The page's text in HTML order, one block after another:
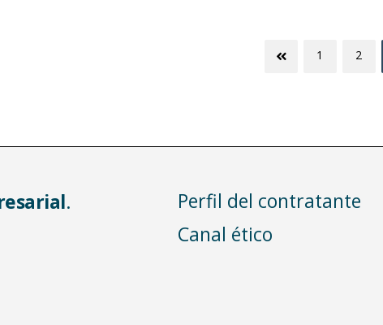
1 2
.
Perfil del contratante
Canal ético